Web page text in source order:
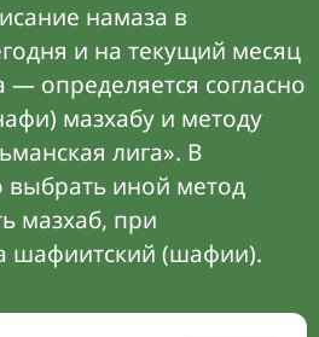
намаза в
и на текущий месяц
— определяется согласно
мазхабу и методу
лига». В
иной метод
мазхаб, при
шафиитский (шафии).